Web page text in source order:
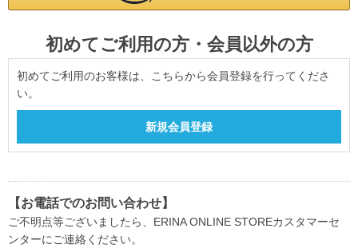
初めてご利用の方・会員以外の方
初めてご利用のお客様は、こちらから会員登録を行ってくださ
い。
【お電話でのお問い合わせ】
ご不明点等ございましたら、ERINA ONLINE STOREカスタマーセ
ンターにご連絡ください。